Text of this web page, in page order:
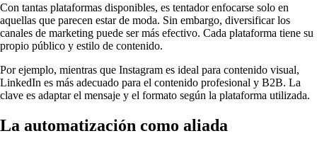
Con tantas plataformas disponibles, es tentador enfocarse solo en
aquellas que parecen estar de moda. Sin embargo, diversificar los
canales de marketing puede ser más efectivo. Cada plataforma tiene su
propio público y estilo de contenido.
Por ejemplo, mientras que Instagram es ideal para contenido visual,
LinkedIn es más adecuado para el contenido profesional y B2B. La
clave es adaptar el mensaje y el formato según la plataforma utilizada.
La automatización como aliada